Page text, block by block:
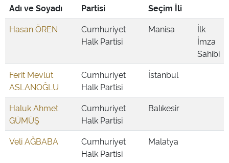
Adı ve Soyadı Partisi
Seçim İli
Hasan ÖREN
Cumhuriyet
Halk Partisi
Manisa
İlk
İmza
Sahibi
Ferit Mevlüt
ASLANOĞLU
Cumhuriyet
Halk Partisi
İstanbul
Haluk Ahmet
GÜMÜŞ
Cumhuriyet
Halk Partisi
Balıkesir
Veli AĞBABA
Cumhuriyet
Halk Partisi
Malatya